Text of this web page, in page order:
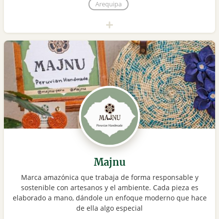
Arequipa
Majnu
Marca amazónica que trabaja de forma responsable y
sostenible con artesanos y el ambiente. Cada pieza es
elaborado a mano, dándole un enfoque moderno que hace
de ella algo especial